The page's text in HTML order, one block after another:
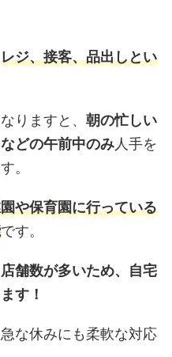
レジ、接客、品出しとい
りますと、 朝の忙しい
どの午前中のみ人手を
。
や保育園に行っている
です。
店舗数が多いため、自宅
す！
な休みにも柔軟な対応